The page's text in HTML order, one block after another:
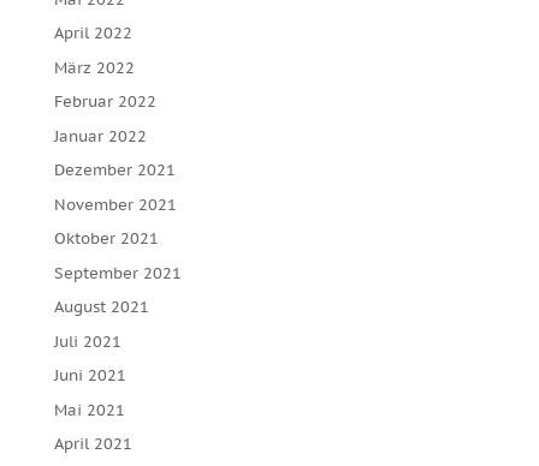
April 2022
März 2022
Februar 2022
Januar 2022
Dezember 2021
November 2021
Oktober 2021
September 2021
August 2021
Juli 2021
Juni 2021
Mai 2021
April 2021